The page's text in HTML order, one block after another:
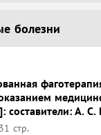
болезни
составители: А.
стр.